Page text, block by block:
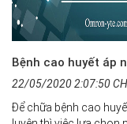
Bệnh cao huyết áp
22/05/2020 2:07:50 CH
Để chữa bệnh cao